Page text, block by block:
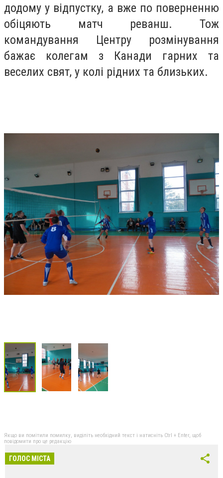
додому у відпустку, а вже по поверненню
обіцяють матч реванш. Тож
командування Центру розмінування
бажає колегам з Канади гарних та
веселих свят, у колі рідних та близьких.
Якщо ви помітили помилку, виділіть необхідний текст і натисніть Ctrl + Enter, щоб
повідомити про це редакцію
ГОЛОС МІСТА